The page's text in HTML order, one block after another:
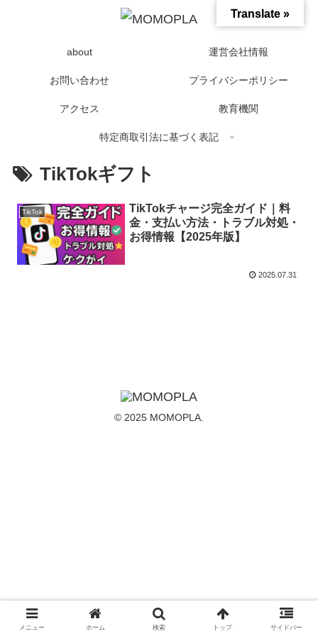
about 運営会社情報
お問い合わせ プライバシーポリシー
アクセス 教育機関
特定商取引法に基づく表記
TikTokギフト
TikTok
TikTokチャージ完全ガイド｜料
金・支払い方法・トラブル対処・
お得情報【2025年版】
2025.07.31
© 2025 MOMOPLA.
メニュー ホーム 検索 トップ サイドバー
Translate »